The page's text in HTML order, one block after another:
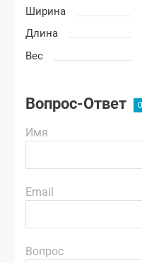
Ширина
Длина
Вес
Вопрос-Ответ
Имя
Email
Вопрос